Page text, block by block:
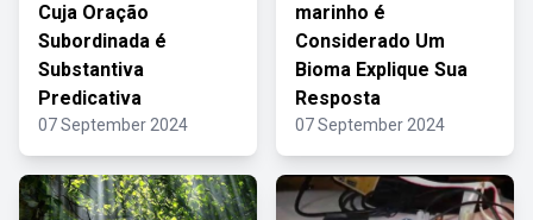
Cuja Oração
Subordinada é
Substantiva
Predicativa
07 September 2024
marinho é
Considerado Um
Bioma Explique Sua
Resposta
07 September 2024